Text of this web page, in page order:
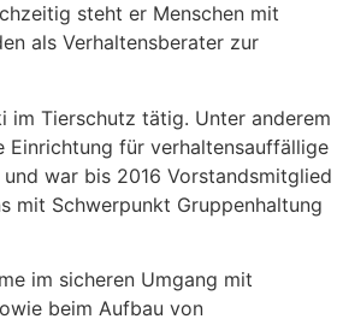
steht er Menschen mit
als Verhaltensberater zur
im Tierschutz tätig. Unter anderem
Einrichtung für verhaltensauffällige
war bis 2016 Vorstandsmitglied
mit Schwerpunkt Gruppenhaltung
im sicheren Umgang mit
beim Aufbau von